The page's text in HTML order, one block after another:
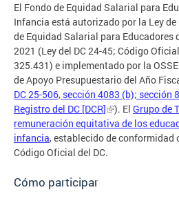
El Fondo de Equidad Salarial para
Infancia está autorizado por la Ley
de Equidad Salarial para Educadores
2021 (Ley del DC 24-45; Código
325.431) e implementado por la
de Apoyo Presupuestario del Año
DC 25-506, sección 4083 (b); sección
Registro del DC [DCR]
). El Grupo de
remuneración equitativa de los
infancia, establecido de conformidad
Código Oficial del DC.
Cómo participar